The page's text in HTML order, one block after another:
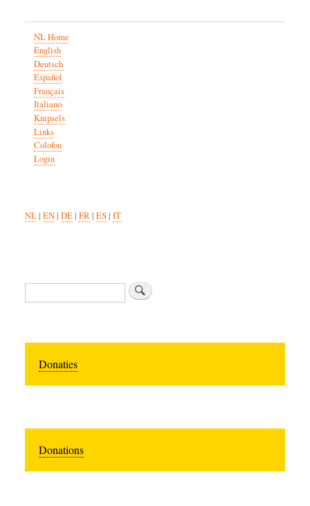
NL Home
English
Deutsch
Español
Français
Italiano
Knipsels
Links
Colofon
Login
NL| EN| DE| FR| ES| IT
Search
Donaties
Donations